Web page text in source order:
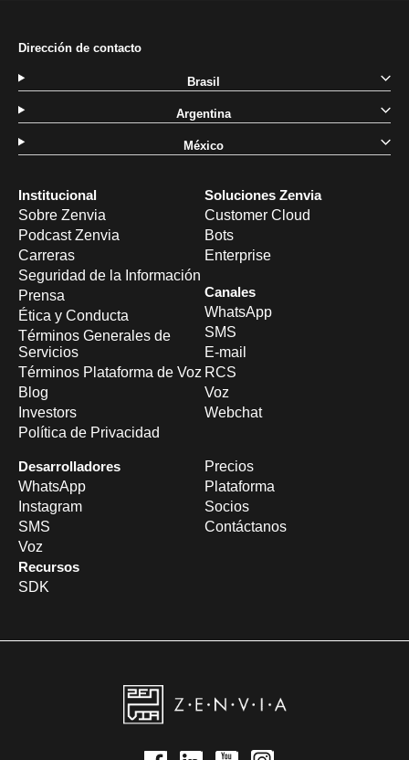
Institucional
Sobre Zenvia
Podcast Zenvia
Carreras
Seguridad de la Información
Prensa
Ética y Conducta
Términos Generales de
Servicios
Términos Plataforma de Voz
Blog
Investors
Política de Privacidad
Soluciones Zenvia
Customer Cloud
Bots
Enterprise
Canales
WhatsApp
SMS
E-mail
RCS
Voz
Webchat
Desarrolladores
WhatsApp
Instagram
SMS
Voz
Recursos
SDK
Precios
Plataforma
Socios
Contáctanos
Dirección de contacto
Brasil
Argentina
México